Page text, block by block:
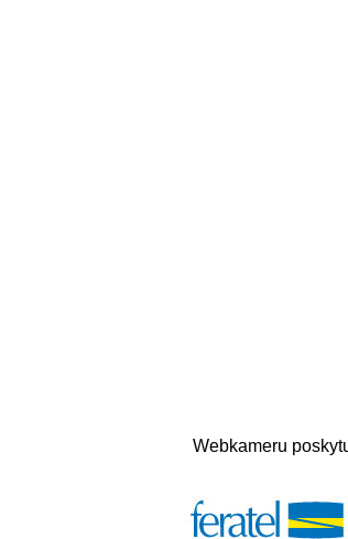
Webkameru